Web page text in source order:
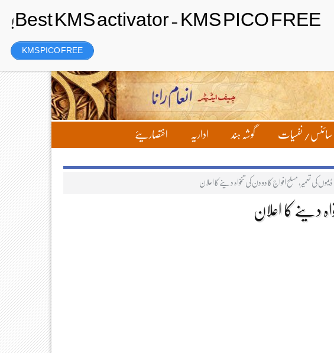
Friday، 7 August 2026ء لاگ ان رجسٹر
سائنس/ نفسیات گوشہ ہند اداریہ اختصاریئے
ڈیموں کی تعمیر، مسلح افواج کا دو دن کی تنخواہ دینے کا اعلان
دینے کا اعلان
KMS PICO FREE